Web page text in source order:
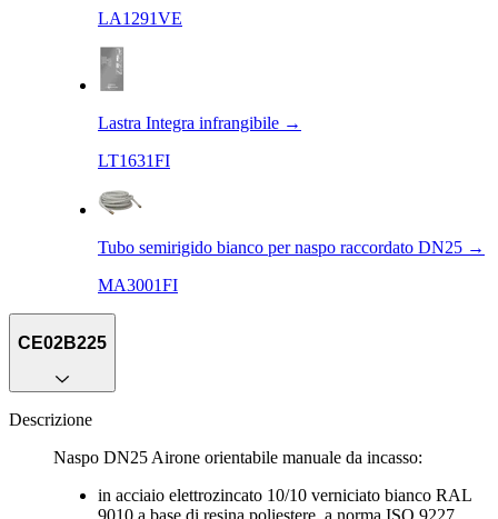
LA1291VE
Lastra Integra infrangibile →
LT1631FI
Tubo semirigido bianco per naspo raccordato DN25 →
MA3001FI
CE02B225
Descrizione
Naspo DN25 Airone orientabile manuale da incasso:
in acciaio elettrozincato 10/10 verniciato bianco RAL
9010 a base di resina poliestere, a norma ISO 9227